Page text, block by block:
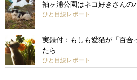
袖ヶ浦公園はネコ好きさんの
ひと目線レポート
実録付：もしも愛猫が「百合
たら
ひと目線レポート